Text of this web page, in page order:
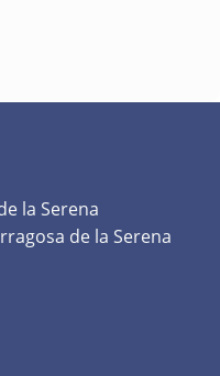
la Serena
de la Serena